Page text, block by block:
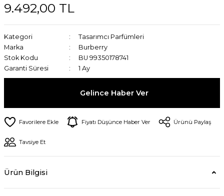
9.492,00 TL
Kategori
Tasarımcı Parfümleri
Marka
Burberry
Stok Kodu
BU 99350178741
Garanti Süresi
1 Ay
Gelince Haber Ver
Fiyatı Düşünce Haber Ver Ürünü Paylaş
Tavsiye Et
Ürün Bilgisi